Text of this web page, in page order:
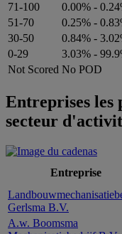
71-100
0.00% -
51-70
0.25% -
30-50
0.84% -
0-29
3.03% -
Not Scored No POD
Entreprises les
secteur
Entreprise
Gerlsma B.V.
A.w. Boomsma